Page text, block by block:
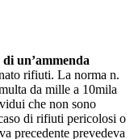
un’ammenda
rifiuti. La norma n.
da mille a 10mila
che non sono
di rifiuti pericolosi o
precedente prevedeva